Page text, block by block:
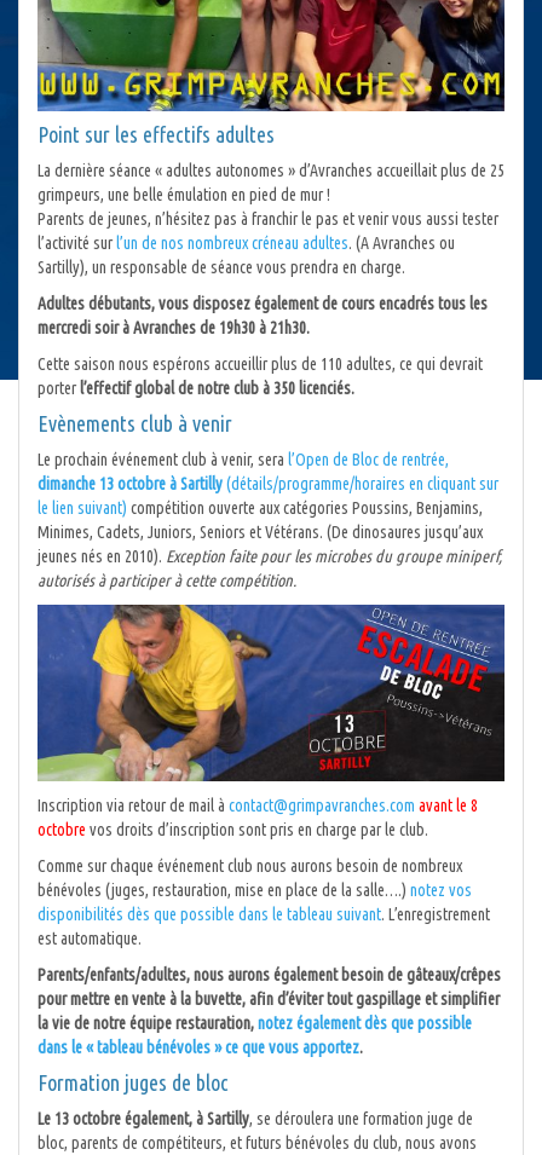
Point sur les effectifs adultes
La dernière séance « adultes autonomes » d’Avranches accueillait plus de 25
grimpeurs, une belle émulation en pied de mur !
Parents de jeunes, n’hésitez pas à franchir le pas et venir vous aussi tester
l’activité surl’un de nos nombreux créneau adultes. (A Avranches ou
Sartilly), un responsable de séance vous prendra en charge.
Adultes débutants, vous disposez également de cours encadrés tous les
mercredi soir à Avranches de 19h30 à 21h30.
Cette saison nous espérons accueillir plus de 110 adultes, ce qui devrait
porterl’effectif global de notre club à 350 licenciés.
Evènements club à venir
Le prochain événement club à venir, sera l’Open de Bloc de rentrée,
dimanche 13 octobre à Sartilly(détails/programme/horaires en cliquant sur
le lien suivant) compétition ouverte aux catégories Poussins, Benjamins,
Minimes, Cadets, Juniors, Seniors et Vétérans. (De dinosaures jusqu’aux
jeunes nés en 2010). Exception faite pour les microbes du groupe miniperf,
autorisés à participer à cette compétition.
Inscription via retour de mail à contact@grimpavranches.com avant le 8
octobre vos droits d’inscription sont pris en charge par le club.
Comme sur chaque événement club nous aurons besoin de nombreux
bénévoles (juges, restauration, mise en place de la salle….) notez vos
disponibilités dès que possible dans le tableau suivant. L’enregistrement
est automatique.
Parents/enfants/adultes, nous aurons également besoin de gâteaux/crêpes
pour mettre en vente à la buvette, afin d’éviter tout gaspillage et simplifier
la vie de notre équipe restauration,notez également dès que possible
dans le « tableau bénévoles » ce que vous apportez.
Formation juges de bloc
Le 13 octobre également, à Sartilly, se déroulera une formation juge de
bloc, parents de compétiteurs, et futurs bénévoles du club, nous avons